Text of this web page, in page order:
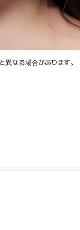
なる場合があります。